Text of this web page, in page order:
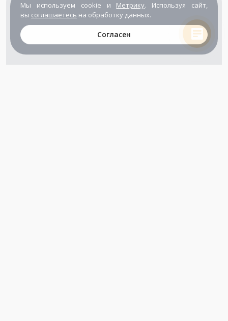
Мы используем cookie и Метрику. Используя сайт,
вы соглашаетесь на обработку данных.
Согласен